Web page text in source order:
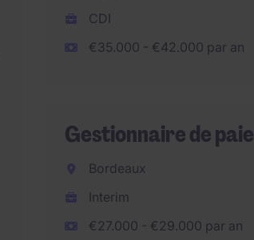
CDI
€35.000 - €42.000 par an
Gestionnaire de paie
Bordeaux
Interim
€27.000 - €29.000 par an